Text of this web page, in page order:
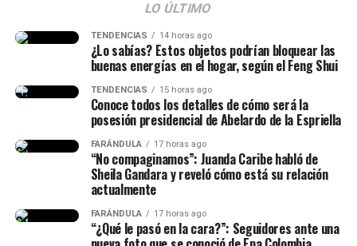
LO ÚLTIMO
TENDENCIAS 14 horas ago
¿Lo sabías? Estos objetos podrían bloquear las
buenas energías en el hogar, según el Feng Shui
TENDENCIAS 15 horas ago
Conoce todos los detalles de cómo será la
posesión presidencial de Abelardo de la Espriella
FARÁNDULA 17 horas ago
“No compaginamos”: Juanda Caribe habló de
Sheila Gandara y reveló cómo está su relación
actualmente
FARÁNDULA 17 horas ago
“¿Qué le pasó en la cara?”: Seguidores ante una